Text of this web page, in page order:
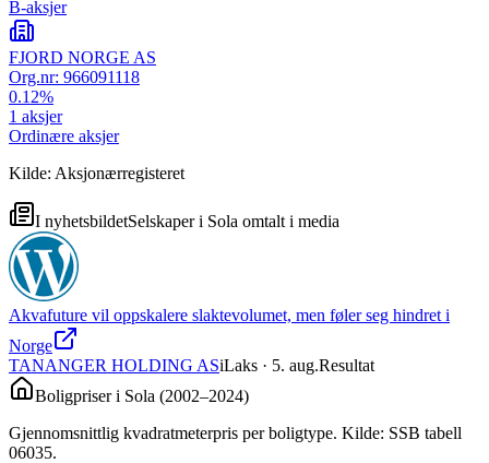
B-aksjer
FJORD NORGE AS
Org.nr: 966091118
0.12%
1 aksjer
Ordinære aksjer
Kilde: Aksjonærregisteret
I nyhetsbildetSelskaper i Sola omtalt i media
Akvafuture vil oppskalere slaktevolumet, men føler seg hindret i
Norge
TANANGER HOLDING ASiLaks · 5. aug.Resultat
Boligpriser i Sola (2002–2024)
Gjennomsnittlig kvadratmeterpris per boligtype. Kilde: SSB tabell
06035.